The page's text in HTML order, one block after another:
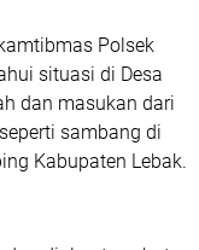
Polsek
situasi di Desa
dan masukan dari
sambang di
Kabupaten Lebak.